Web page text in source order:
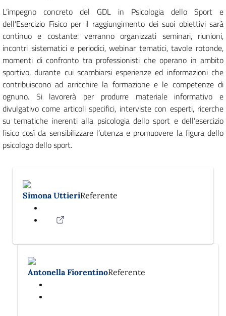
L’impegno concreto del GDL in Psicologia dello Sport e
dell’Esercizio Fisico per il raggiungimento dei suoi obiettivi sarà
continuo e costante: verranno organizzati seminari, riunioni,
incontri sistematici e periodici, webinar tematici, tavole rotonde,
momenti di confronto tra professionisti che operano in ambito
sportivo, durante cui scambiarsi esperienze ed informazioni che
contribuiscono ad arricchire la formazione e le competenze di
ognuno. Si lavorerà per produrre materiale informativo e
divulgativo come articoli specifici, interviste con esperti, ricerche
su tematiche inerenti alla psicologia dello sport e dell’esercizio
fisico così da sensibilizzare l’utenza e promuovere la figura dello
psicologo dello sport.
Simona UttieriReferente
Antonella FiorentinoReferente